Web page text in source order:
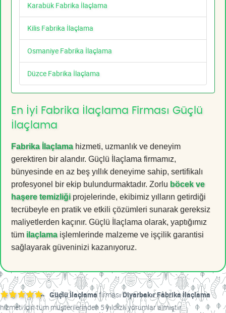
Karabük Fabrika İlaçlama
Kilis Fabrika İlaçlama
Osmaniye Fabrika İlaçlama
Düzce Fabrika İlaçlama
En İyi Fabrika İlaçlama Firması Güçlü
İlaçlama
Fabrika İlaçlamahizmeti, uzmanlık ve deneyim
gerektiren bir alandır. Güçlü İlaçlama firmamız,
bünyesinde en az beş yıllık deneyime sahip, sertifikalı
profesyonel bir ekip bulundurmaktadır. Zorlu böcek ve
haşere temizliği projelerinde, ekibimiz yılların getirdiği
tecrübeyle en pratik ve etkili çözümleri sunarak gereksiz
maliyetlerden kaçınır. Güçlü İlaçlama olarak, yaptığımız
tüm ilaçlamaişlemlerinde malzeme ve işçilik garantisi
sağlayarak güveninizi kazanıyoruz.
Güçlü İlaçlamafirmasıDiyarbakır Fabrika İlaçlama
hizmeti için tüm müşterilerinden 5 yıldızlı yorumlar almıştır.